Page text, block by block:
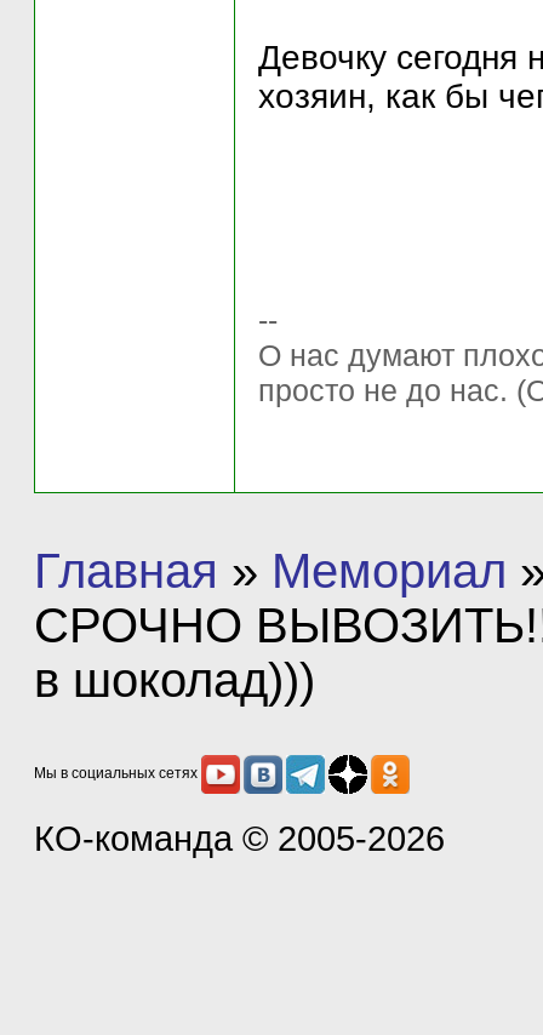
Девочку
хозяин, как бы
--
О нас думают
просто не до нас.
Главная » Мемориал
СРОЧНО
в шоколад)))
Мы в социальных сетях
КО-команда © 2005-2026